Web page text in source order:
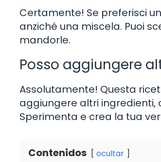
Certamente! Se preferisci
anziché una miscela. Puoi
mandorle.
Posso aggiungere
Assolutamente! Questa
aggiungere altri ingredienti,
Sperimenta e crea la tua
Contenidos ocultar